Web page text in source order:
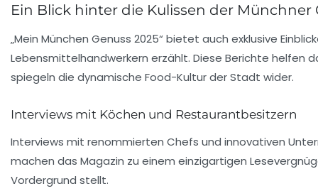
Ein Blick hinter die Kulissen der Münchner
„Mein München Genuss 2025“ bietet auch exklusive
Lebensmittelhandwerkern erzählt. Diese Berichte helfen
spiegeln die dynamische Food-Kultur der Stadt wider.
Interviews mit Köchen und Restaurantbesitzern
Interviews mit renommierten Chefs und innovativen
machen das Magazin zu einem einzigartigen
Vordergrund stellt.